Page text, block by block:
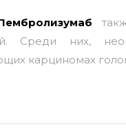
Среди них,
карциномах